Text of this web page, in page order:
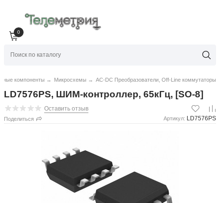
0
компоненты → Микросхемы → AC-DC Преобразователи, Off-Line коммутаторы
LD7576PS, ШИМ-контроллер, 65кГц, [SO-8]
Оставить отзыв
Поделиться Артикул: LD7576PS